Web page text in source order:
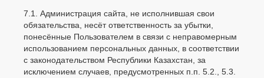
7.1. Администрация сайта, не исполнившая свои
обязательства, несёт ответственность за убытки,
понесённые Пользователем в связи с неправомерным
использованием персональных данных, в соответствии
с законодательством Республики Казахстан, за
исключением случаев, предусмотренных п.п. 5.2., 5.3.